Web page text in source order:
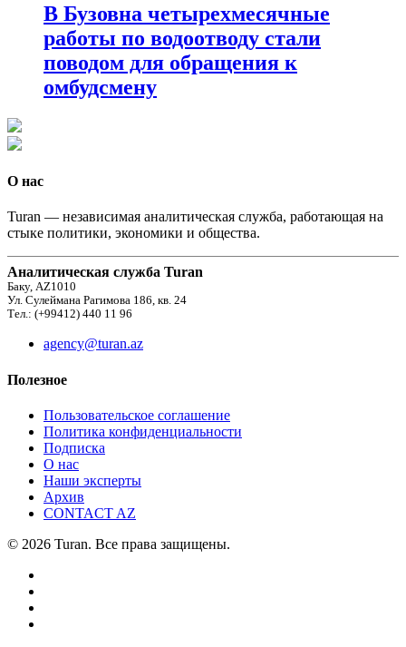
В Бузовна четырехмесячные
работы по водоотводу стали
поводом для обращения к
омбудсмену
О нас
Turan — независимая аналитическая служба, работающая на
стыке политики, экономики и общества.
Аналитическая служба Turan
Баку, AZ1010
Ул. Сулеймана Рагимова 186, кв. 24
Тел.: (+99412) 440 11 96
agency@turan.az
Полезное
Пользовательское соглашение
Политика конфиденциальности
Подписка
О нас
Наши эксперты
Архив
CONTACT AZ
© 2026 Turan. Все права защищены.